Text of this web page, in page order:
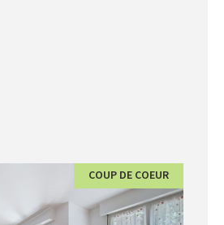
COUP DE COEUR